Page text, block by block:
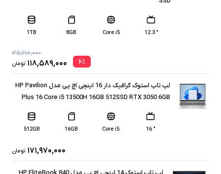
" 12.3
Core i5
8GB
1TB
۶٪
۱۲۵,۶۱۸,۰۰۰
۱۱۸,۵۸۹,۰۰۰ تومان
لپ تاپ استوک گرافیک دار 16 اینچی اچ پی مدل HP Pavilion
Plus 16 Core i5 13500H 16GB 512SSD RTX 3050 6GB
" 16
Core i5
16GB
512GB
۱۷۱,۹۷۰,۰۰۰ تومان